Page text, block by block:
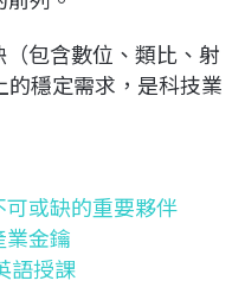
包含數位、類比、射
穩定需求，是科技業
或缺的重要夥伴
金鑰
語授課